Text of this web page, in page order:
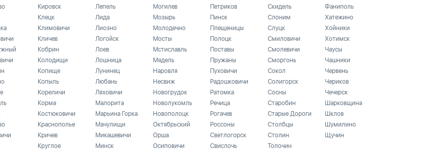
Кировск
Клецк
Климовичи
Кличев
Кобрин
Колодищи
Копище
Копыль
Кореличи
Корма
Костюковичи
Краснополье
Кричев
Круглое
Лепель
Лида
Лиозно
Логойск
Лоев
Лошница
Лунинец
Любань
Ляховичи
Малорита
Марьина Горка
Мачулищи
Микашевичи
Минск
Могилев
Мозырь
Молодечно
Мосты
Мстиславль
Мядель
Наровля
Несвиж
Новогрудок
Новолукомль
Новополоцк
Октябрьский
Орша
Осиповичи
Петриков
Пинск
Плещеницы
Полоцк
Поставы
Пружаны
Пуховичи
Радошковичи
Ратомка
Речица
Рогачев
Россоны
Светлогорск
Свислочь
Скидель
Слоним
Слуцк
Смиловичи
Смолевичи
Сморгонь
Сокол
Солигорск
Сосны
Старобин
Старые Дороги
Столбцы
Столин
Толочин
Фаниполь
Хатежино
Хойники
Хотимск
Чаусы
Чашники
Червень
Чериков
Чечерск
Шарковщина
Шклов
Шумилино
Щучин